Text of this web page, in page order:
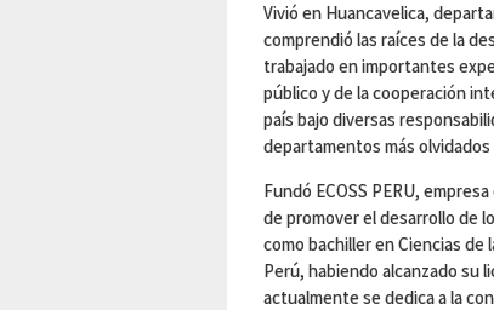
Vivió en Huancavelica,
comprendió las raíces de la
trabajado en importantes
público y de la cooperación
país bajo diversas
departamentos más
Fundó ECOSS PERU,
de promover el desarrollo de
como bachiller en Ciencias de
Perú, habiendo alcanzado su
actualmente se dedica a la